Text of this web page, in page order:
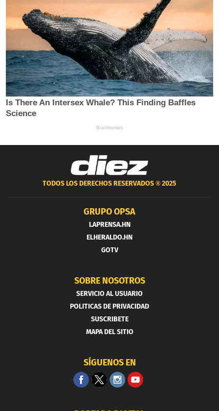
TODOS LOS DERECHOS RESERVADOS ®2025
GRUPO OPSA
LAPRENSA.HN
ELHERALDO.HN
GOTV
SOBRE NOSOTROS
SERVICIO AL USUARIO
POLITICAS DE PRIVACIDAD
SUSCRIBETE
MAPA DEL SITIO
SÍGUENOS EN